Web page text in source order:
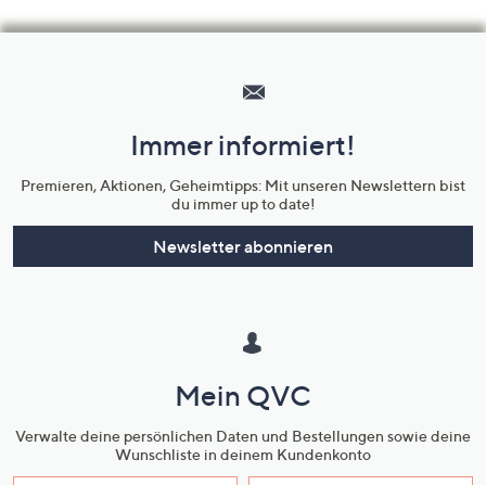
Unternehmensinformationen
Immer informiert!
Premieren, Aktionen, Geheimtipps: Mit unseren Newslettern bist
du immer up to date!
Newsletter abonnieren
Mein QVC
Verwalte deine persönlichen Daten und Bestellungen sowie deine
Wunschliste in deinem Kundenkonto